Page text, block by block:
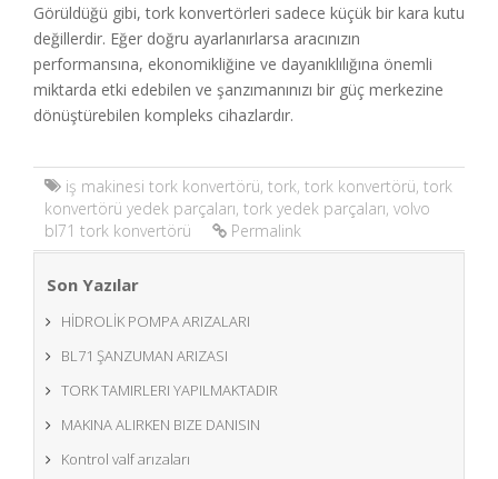
Görüldüğü gibi, tork konvertörleri sadece küçük bir kara kutu
değillerdir. Eğer doğru ayarlanırlarsa aracınızın
performansına, ekonomikliğine ve dayanıklılığına önemli
miktarda etki edebilen ve şanzımanınızı bir güç merkezine
dönüştürebilen kompleks cihazlardır.
iş makinesi tork konvertörü, tork, tork konvertörü, tork
konvertörü yedek parçaları, tork yedek parçaları, volvo
bl71 tork konvertörü
Permalink
Son Yazılar
HİDROLİK POMPA ARIZALARI
BL71 ŞANZUMAN ARIZASI
TORK TAMIRLERI YAPILMAKTADIR
MAKINA ALIRKEN BIZE DANISIN
Kontrol valf arızaları